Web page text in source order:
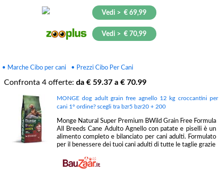
Vedi > € 69,99
Vedi > € 70,99
• Marche Cibo per cani • Prezzi Cibo Per Cani
Confronta 4 offerte: da € 59.37 a € 70.99
MONGE dog adult grain free agnello 12 kg croccantini per
cani 1° ordine? scegli tra bzr5 bzr20 + 200
Monge Natural Super Premium BWild Grain Free Formula
All Breeds Cane Adulto Agnello con patate e piselli è un
alimento completo e bilanciato per cani adulti. Formulato
per il benessere dei tuoi cani adulti di tutte le taglie grazie